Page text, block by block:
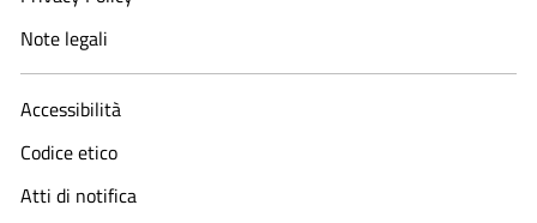
Note legali
Accessibilità
Codice etico
Atti di notifica